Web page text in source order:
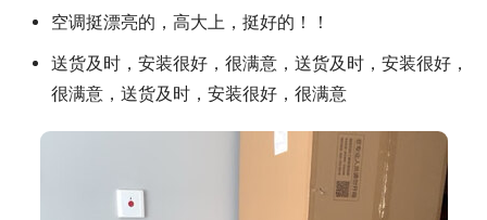
空调挺漂亮的，高大上，挺好的！！
送货及时，安装很好，很满意，送货及时，安装很好，
很满意，送货及时，安装很好，很满意